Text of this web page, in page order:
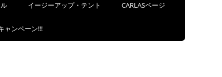
イージーアップ・テント CARLASページ
ャンペーン!!!